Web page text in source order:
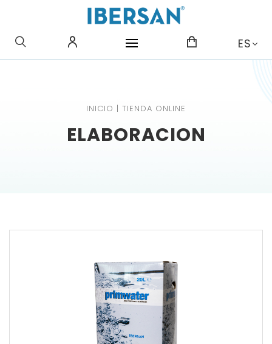
ES
INICIO | TIENDA ONLINE
ELABORACION
¿QUE BUSCAS?